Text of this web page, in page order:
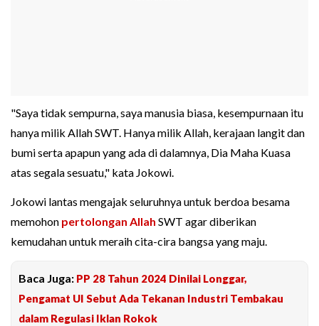
"Saya tidak sempurna, saya manusia biasa, kesempurnaan itu
hanya milik Allah SWT. Hanya milik Allah, kerajaan langit dan
bumi serta apapun yang ada di dalamnya, Dia Maha Kuasa
atas segala sesuatu," kata Jokowi.
Jokowi lantas mengajak seluruhnya untuk berdoa besama
memohon pertolongan Allah SWT agar diberikan
kemudahan untuk meraih cita-cira bangsa yang maju.
Baca Juga: PP 28 Tahun 2024 Dinilai Longgar,
Pengamat UI Sebut Ada Tekanan Industri Tembakau
dalam Regulasi Iklan Rokok